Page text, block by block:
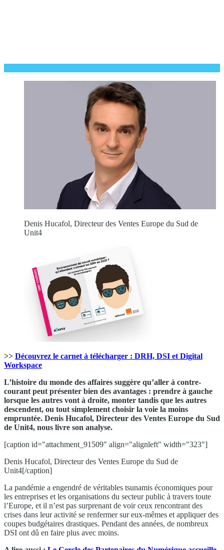
Denis Hucafol, Directeur des Ventes Europe du Sud de
Unit4
>> Découvrez le carnet à télécharger : DRH, DSI et Digital
Workspace
L’histoire du monde des affaires suggère qu’aller à contre-
courant peut présenter bien des avantages : prendre à gauche
lorsque les autres vont à droite, monter tandis que les autres
descendent, ou tout simplement choisir la voie la moins
empruntée. Denis Hucafol, Directeur des Ventes Europe du Sud
de Unit4, nous livre son analyse.
[caption id="attachment_91509" align="alignleft" width="323"]
Denis Hucafol, Directeur des Ventes Europe du Sud de
Unit4[/caption]
La pandémie a engendré de véritables tsunamis économiques pour
les entreprises et les organisations du secteur public à travers toute
l’Europe, et il n’est pas surprenant de voir ceux rencontrant des
crises dans leur activité se renfermer sur eux-mêmes et appliquer des
coupes budgétaires drastiques. Pendant des années, de nombreux
DSI ont dû en faire plus avec moins.